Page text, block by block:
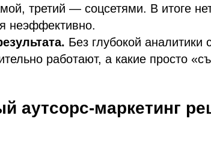
третий — соцсетями. В итоге
неэффективно.
Без глубокой аналитики
работают, а какие просто
аутсорс-маркетинг